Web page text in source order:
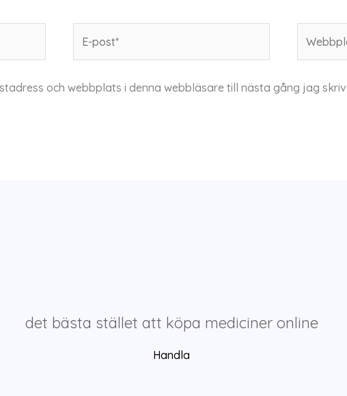
post*
och webbplats i denna webbläsare till nästa gång jag
det bästa stället att köpa mediciner online
Handla